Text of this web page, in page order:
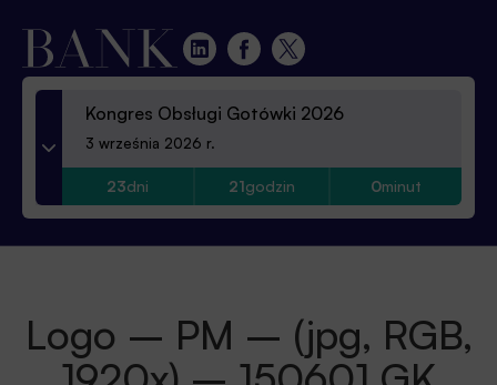
Kongres Obsługi Gotówki 2026
3 września 2026 r.
23dni 21godzin 0minut
Logo – PM – (jpg, RGB,